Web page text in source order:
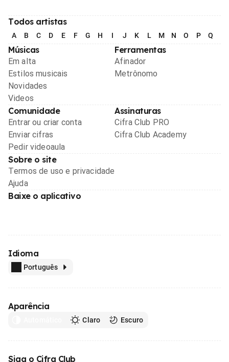
Todos artistas
A B C D E F G H I J K L M N O P Q
Músicas
Em alta
Estilos musicais
Novidades
Videos
Ferramentas
Afinador
Metrônomo
Comunidade
Entrar ou criar conta
Enviar cifras
Pedir videoaula
Assinaturas
Cifra Club PRO
Cifra Club Academy
Sobre o site
Termos de uso e privacidade
Ajuda
Baixe o aplicativo
Idioma
Português
Aparência
Claro Escuro
Siga o Cifra Club